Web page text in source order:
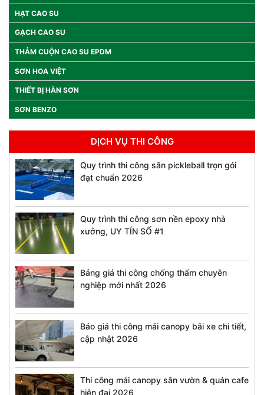
HẠT CAO SU
GẠCH CAO SU
THẢM CUỘN CAO SU EPDM
SƠN HOA VIỆT
THIẾT BỊ HÀN SƠN
SƠN BENZO
DỊCH VỤ THI CÔNG
Quy trình thi công sân pickleball trọn gói
đạt chuẩn 2026
Quy trình thi công sơn nền epoxy nhà
xưởng, UY TÍN SỐ #1
Bảng giá thi công chống thấm chuyên
nghiệp mới nhất 2026
Báo giá thi công mái canopy bãi xe chi tiết,
cập nhật 2026
Thi công mái canopy sân vườn & quán cafe
hiện đại 2026